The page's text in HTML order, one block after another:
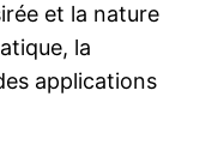
et la nature
la
applications